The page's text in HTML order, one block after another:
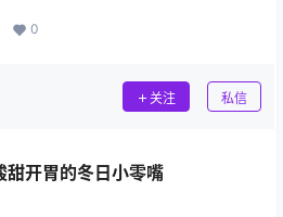
0
关注 私信
甜开胃的冬日小零嘴